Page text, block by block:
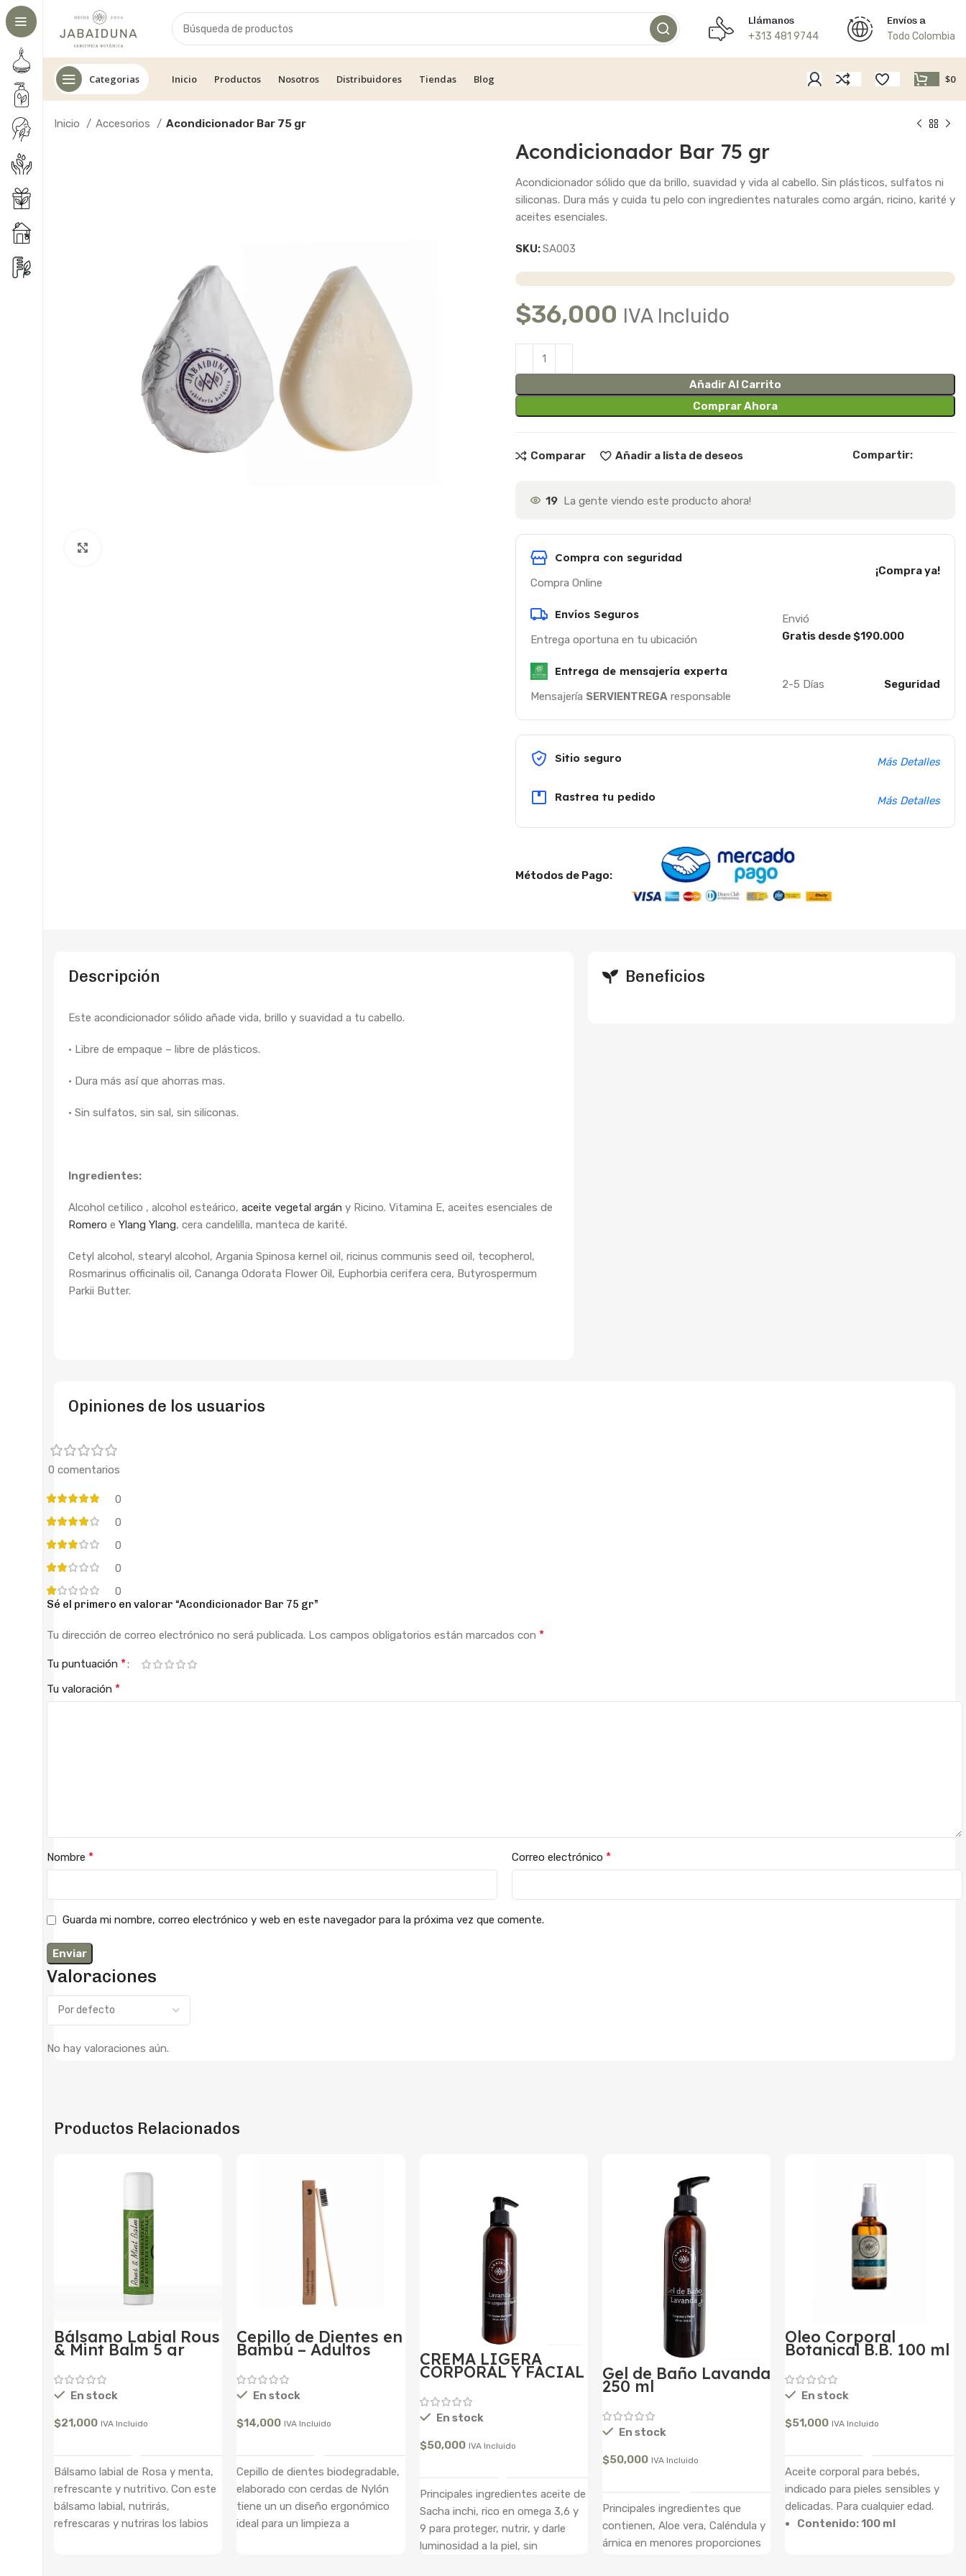
Llámanos
+313 481 9744
Envíos a
Todo Colombia
Categorias Inicio Productos Nosotros Distribuidores Tiendas Blog $0
Inicio Accesorios Acondicionador Bar 75 gr
Acondicionador Bar 75 gr
Acondicionador sólido que da brillo, suavidad y vida al cabello. Sin plásticos, sulfatos ni
siliconas. Dura más y cuida tu pelo con ingredientes naturales como argán, ricino, karité y
aceites esenciales.
SKU:SA003
$36,000 IVA Incluido
Añadir Al Carrito
Comprar Ahora
Comparar Añadir a lista de deseos Compartir:
19 La gente viendo este producto ahora!
Compra con seguridad
Compra Online
¡Compra ya!
Envíos Seguros
Entrega oportuna en tu ubicación
Envió
Gratis desde $190.000
Entrega de mensajería experta
Mensajería SERVIENTREGAresponsable
2-5 Días Seguridad
Sitio seguro Más Detalles
Rastrea tu pedido Más Detalles
Métodos de Pago:
Descripción
Este acondicionador sólido añade vida, brillo y suavidad a tu cabello.
• Libre de empaque – libre de plásticos.
• Dura más así que ahorras mas.
• Sin sulfatos, sin sal, sin siliconas.
Ingredientes:
Alcohol cetilico , alcohol esteárico, aceite vegetal argán y Ricino. Vitamina E, aceites esenciales de
Romero e Ylang Ylang, cera candelilla, manteca de karité.
Cetyl alcohol, stearyl alcohol, Argania Spinosa kernel oil, ricinus communis seed oil, tecopherol,
Rosmarinus officinalis oil, Cananga Odorata Flower Oil, Euphorbia cerifera cera, Butyrospermum
Parkii Butter.
Beneficios
Opiniones de los usuarios
0 comentarios
0
0
0
0
0
Valoraciones
No hay valoraciones aún.
Sé el primero en valorar “Acondicionador Bar 75 gr”
Tu dirección de correo electrónico no será publicada. Los campos obligatorios están marcados con *
Tu puntuación *
Tu valoración *
Nombre * Correo electrónico *
Guarda mi nombre, correo electrónico y web en este navegador para la próxima vez que comente.
Productos Relacionados
Bálsamo Labial Rous
& Mint Balm 5 gr
En stock
$21,000 IVA Incluido
Bálsamo labial de Rosa y menta,
refrescante y nutritivo. Con este
bálsamo labial, nutrirás,
refrescaras y nutriras los labios
Cepillo de Dientes en
Bambú – Adultos
En stock
$14,000 IVA Incluido
Cepillo de dientes biodegradable,
elaborado con cerdas de Nylón
tiene un un diseño ergonómico
ideal para un limpieza a
CREMA LIGERA
CORPORAL Y FACIAL
LAVANDA 250 ML
En stock
$50,000 IVA Incluido
Principales ingredientes aceite de
Sacha inchi, rico en omega 3,6 y
9 para proteger, nutrir, y darle
luminosidad a la piel, sin
Gel de Baño Lavanda
250 ml
En stock
$50,000 IVA Incluido
Principales ingredientes que
contienen, Aloe vera, Caléndula y
árnica en menores proporciones
Oleo Corporal
Botanical B.B. 100 ml
En stock
$51,000 IVA Incluido
Aceite corporal para bebés,
indicado para pieles sensibles y
delicadas. Para cualquier edad.
Contenido: 100 ml